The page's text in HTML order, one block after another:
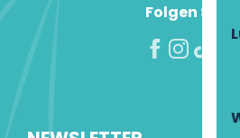
Folgen Sie